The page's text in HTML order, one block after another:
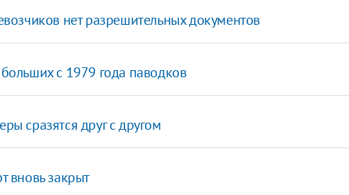
нет разрешительных документов
с 1979 года паводков
сразятся друг с другом
вновь закрыт